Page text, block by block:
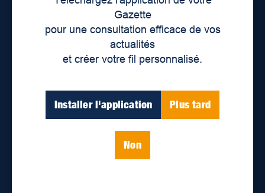
Gazette
pour une consultation efficace de vos
actualités
et créer votre fil personnalisé.
Installer l'application Plus tard
Non
Déontologie et confidentialité
Devenir partenaire
Lieux de distribution
Nous joindre
Parutions numériques